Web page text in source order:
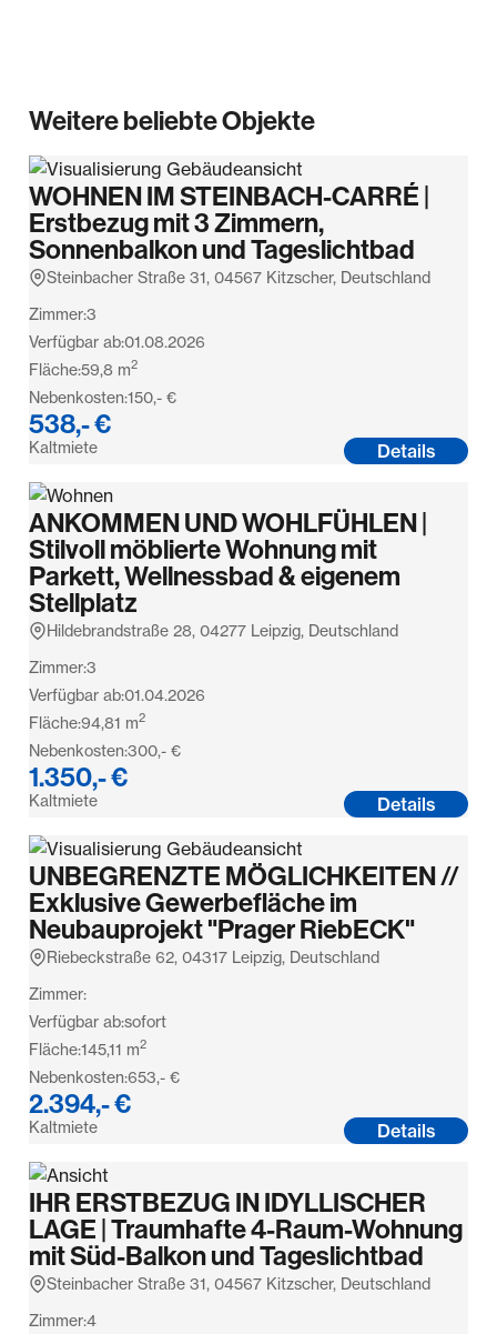
Weitere beliebte Objekte
WOHNEN IM STEINBACH-CARRÉ |
Erstbezug mit 3 Zimmern,
Sonnenbalkon und Tageslichtbad
Steinbacher Straße 31, 04567 Kitzscher, Deutschland
Zimmer:3
Verfügbar ab:01.08.2026
Fläche:59,8 m2
Nebenkosten:150,- €
538,- €
Kaltmiete Details
ANKOMMEN UND WOHLFÜHLEN |
Stilvoll möblierte Wohnung mit
Parkett, Wellnessbad & eigenem
Stellplatz
Hildebrandstraße 28, 04277 Leipzig, Deutschland
Zimmer:3
Verfügbar ab:01.04.2026
Fläche:94,81 m2
Nebenkosten:300,- €
1.350,- €
Kaltmiete Details
UNBEGRENZTE MÖGLICHKEITEN //
Exklusive Gewerbefläche im
Neubauprojekt "Prager RiebECK"
Riebeckstraße 62, 04317 Leipzig, Deutschland
Zimmer:
Verfügbar ab:sofort
Fläche:145,11 m2
Nebenkosten:653,- €
2.394,- €
Kaltmiete Details
IHR ERSTBEZUG IN IDYLLISCHER
LAGE | Traumhafte 4-Raum-Wohnung
mit Süd-Balkon und Tageslichtbad
Steinbacher Straße 31, 04567 Kitzscher, Deutschland
Zimmer:4